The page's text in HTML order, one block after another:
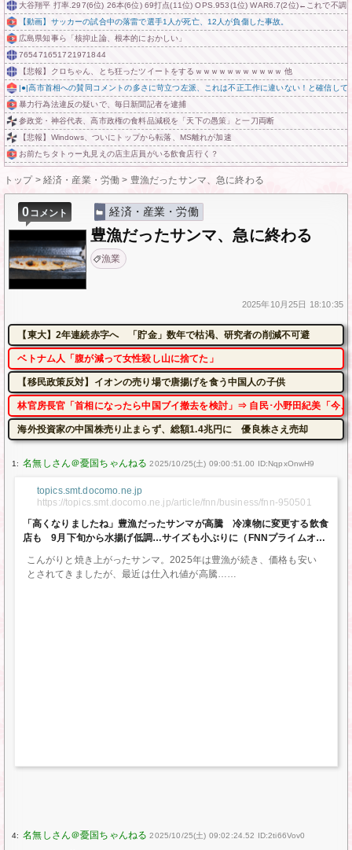
大谷翔平 打率.297(6位) 26本(6位) 69打点(11位) OPS.953(1位) WAR6.7(2位)←これで不調
【動画】サッカーの試合中の落雷で選手1人が死亡、12人が負傷した事故。
広島県知事ら「核抑止論、根本的におかしい」
765471651721971844
【悲報】クロちゃん、とち狂ったツイートをするｗｗｗｗｗｗｗｗｗｗｗ 他
|●|高市首相への賛同コメントの多さに苛立つ左派、これは不正工作に違いない！と確信し
暴力行為法違反の疑いで、毎日新聞記者を逮捕
参政党・神谷代表、高市政権の食料品減税を「天下の愚策」と一刀両断
【悲報】Windows、ついにトップから転落、MS離れが加速
お前たちタトゥー丸見えの店主店員がいる飲食店行く？
トップ> 経済・産業・労働 > 豊漁だったサンマ、急に終わる
0コメント 経済・産業・労働
豊漁だったサンマ、急に終わる
漁業
2025年10月25日 18:10:35
【東大】2年連続赤字へ 「貯金」数年で枯渇、研究者の削減不可避
ベトナム人「腹が減って女性殺し山に捨てた」
【移民政策反対】イオンの売り場で唐揚げを食う中国人の子供
林官房長官「首相になったら中国ブイ撤去を検討」⇒ 自民･小野田紀美「今
海外投資家の中国株売り止まらず、総額1.4兆円に 優良株さえ売却
1: 2025/10/25(土) 09:00:51.00 ID:NqpxOnwH9
topics.smt.docomo.ne.jp
https://topics.smt.docomo.ne.jp/article/fnn/business/fnn-950501
「高くなりましたね」豊漁だったサンマが高騰 冷凍物に変更する飲食
店も 9月下旬から水揚げ低調…サイズも小ぶりに（FNNプライムオン
こんがりと焼き上がったサンマ。2025年は豊漁が続き、価格も安い
とされてきましたが、最近は仕入れ値が高騰…
4: 2025/10/25(土) 09:02:24.52 ID:2ti66Vov0